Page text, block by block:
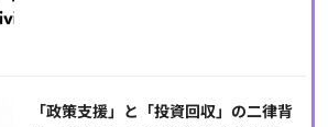
「政策支援」と「投資回収」の二律背